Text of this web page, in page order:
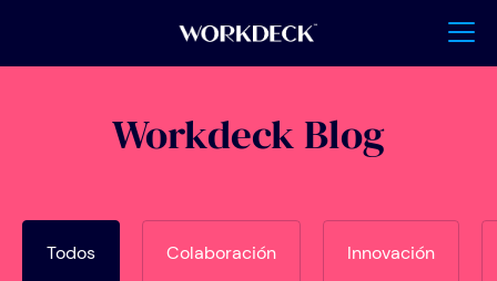
Workdeck Blog
Todos Colaboración Innovación